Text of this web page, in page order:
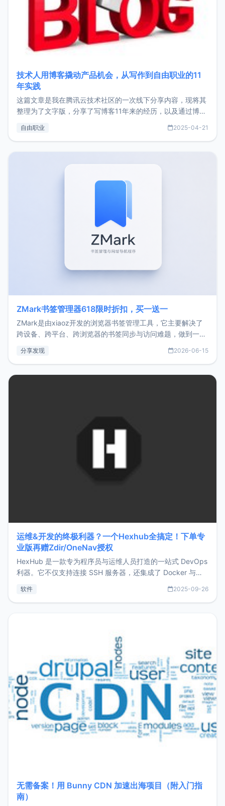
技术人用博客撬动产品机会，从写作到自由职业的11
年实践
这篇文章是我在腾讯云技术社区的一次线下分享内容，现将其
整理为了文字版，分享了写博客11年来的经历，以及通过博客
了我的首个产品ImgURL的真实数据和产品现状。自我介绍大
自由职业 2025-04-21
ZMark书签管理器618限时折扣，买一送一
ZMark是由xiaoz开发的浏览器书签管理工具，它主要解决了
跨设备、跨平台、跨浏览器的书签同步与访问难题，做到一处
用，让管理更高效。ZMark官网地址：
分享发现 2026-06-15
运维&开发的终极利器？一个Hexhub全搞定！下单专
业版再赠Zdir/OneNav授权
HexHub 是一款专为程序员与运维人员打造的一站式 DevOps
利器。它不仅支持连接 SSH 服务器，还集成了 Docker 与常
件间频繁切换，仅凭 HexHub 即可同时搞定运维与数据库操
软件 2025-09-26
无需备案！用 Bunny CDN 加速出海项目（附入门指
南）